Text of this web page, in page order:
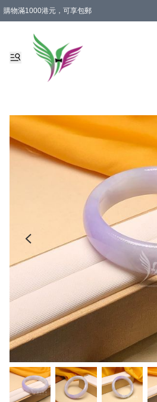
購物滿1000港元，可享包郵